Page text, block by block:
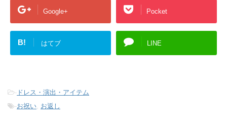
Google+ Pocket
B! はてブ LINE
- ドレス・演出・アイテム
-お祝い, お返し